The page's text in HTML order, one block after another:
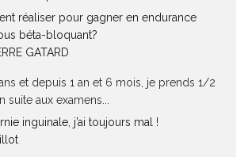
réaliser pour gagner en endurance
béta-bloquant?
GATARD
et depuis 1 an et 6 mois, je prends 1/2
aux examens...
inguinale, j’ai toujours mal !